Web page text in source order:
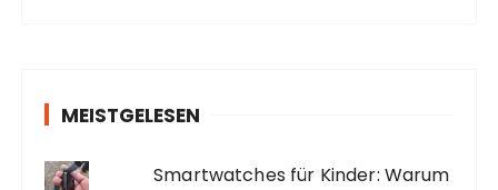
MEISTGELESEN
Smartwatches für Kinder: Warum